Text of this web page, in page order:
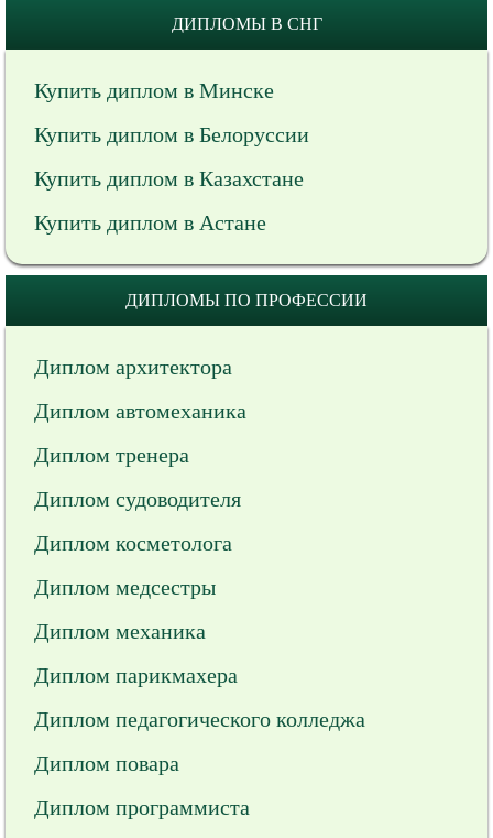
ДИПЛОМЫ В СНГ
Купить диплом в Минске
Купить диплом в Белоруссии
Купить диплом в Казахстане
Купить диплом в Астане
ДИПЛОМЫ ПО ПРОФЕССИИ
Диплом архитектора
Диплом автомеханика
Диплом тренера
Диплом судоводителя
Диплом косметолога
Диплом медсестры
Диплом механика
Диплом парикмахера
Диплом педагогического колледжа
Диплом повара
Диплом программиста